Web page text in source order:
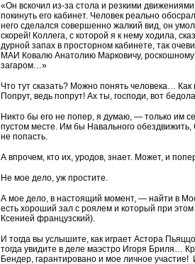
«Он вскочил из-за стола и резкими
покинуть его кабинет. Человек реально
него сделался совершенно жалкий вид, он
скорей! Коллега, с которой я к нему ходила,
дурной запах в просторном кабинете, так
МАИ Ковалю Анатолию Марковичу,
загаром…»
Что тут сказать? Можно понять человека…
Попрут, ведь попрут! Ах ты, господи, вот
Никто бы его не попер, я думаю, — только им
пустом месте. Им бы Навального обездвижить,
не попасть.
А впрочем, кто их, уродов, знает. Может, и
Не мое дело, уж простите.
А мое дело, в настоящий момент, — найти в
есть хороший зал с роялем и который при
Ксенией французский).
И тогда вы услышите, как играет Астора
тогда увидите в деле маэстро Игоря Бриля…
Бендер, гарантировано и мое личное участие!